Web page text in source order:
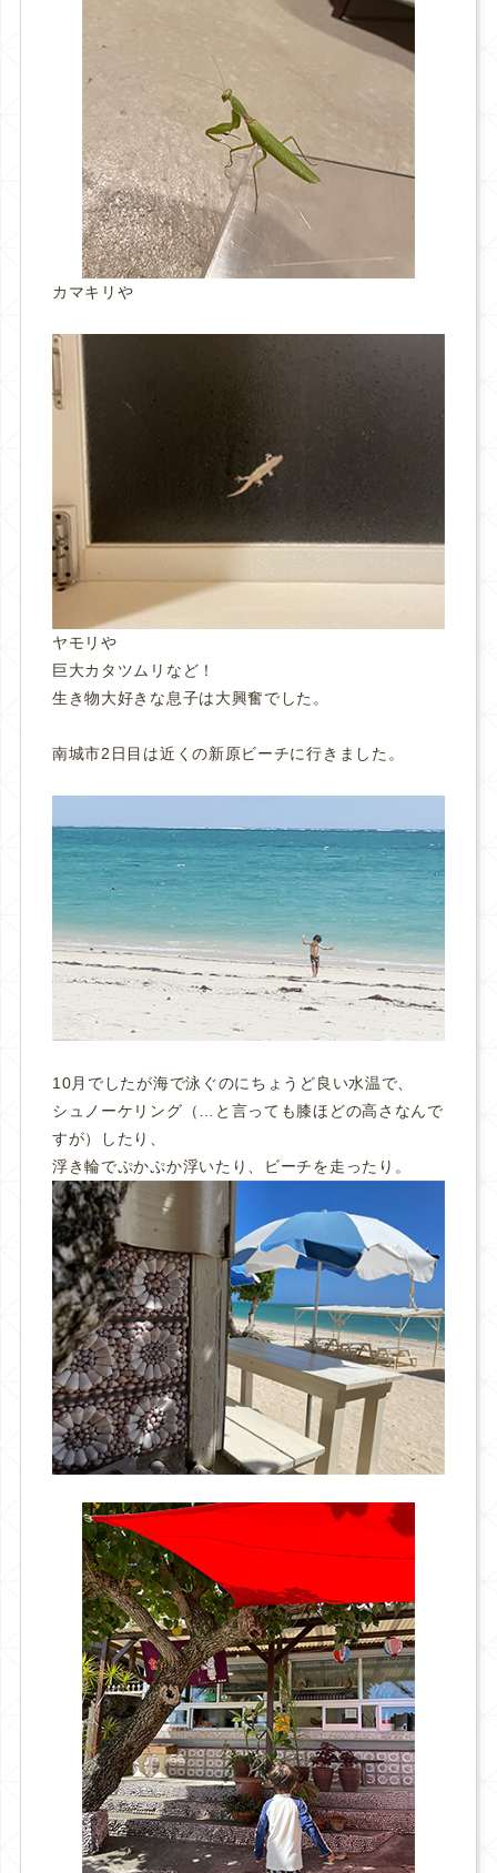
カマキリや
ヤモリや
巨大カタツムリなど！
生き物大好きな息子は大興奮でした。
南城市2日目は近くの新原ビーチに行きました。
10月でしたが海で泳ぐのにちょうど良い水温で、
シュノーケリング（…と言っても膝ほどの高さなんで
すが）したり、
浮き輪でぷかぷか浮いたり、ビーチを走ったり。